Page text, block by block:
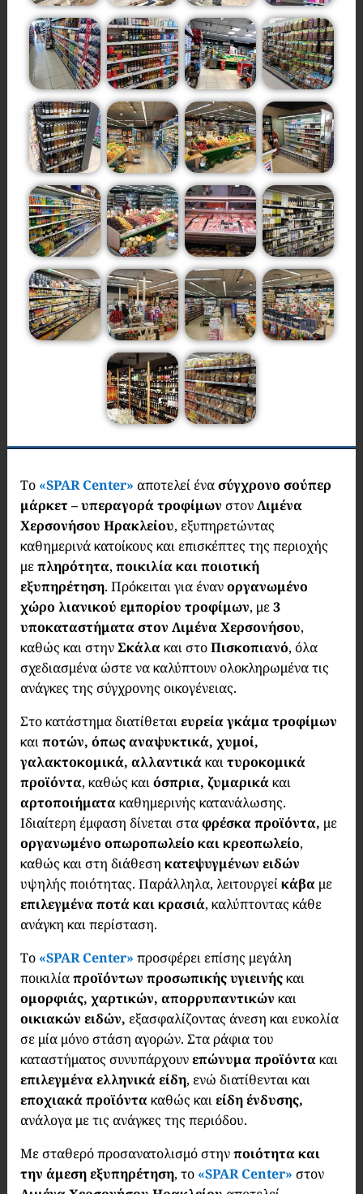
Το «SPAR Center» αποτελεί ένασύγχρονο σούπερ
μάρκετ – υπεραγορά τροφίμων στονΛιμένα
Χερσονήσου Ηρακλείου, εξυπηρετώντας
καθημερινά κατοίκους και επισκέπτες της περιοχής
μεπληρότητα, ποικιλία και ποιοτική
εξυπηρέτηση. Πρόκειται για ένανοργανωμένο
χώρο λιανικού εμπορίου τροφίμων, με3
υποκαταστήματα στον ΛιμέναΧερσονήσου,
καθώς και στηνΣκάλακαι στοΠισκοπιανό, όλα
σχεδιασμένα ώστε να καλύπτουν ολοκληρωμένα τις
ανάγκες της σύγχρονης οικογένειας.
Στο κατάστημα διατίθεταιευρεία γκάμα τροφίμων
καιποτών, όπως αναψυκτικά, χυμοί,
γαλακτοκομικά, αλλαντικάκαιτυροκομικά
προϊόντα, καθώς καιόσπρια, ζυμαρικάκαι
αρτοποιήματακαθημερινής κατανάλωσης.
Ιδιαίτερη έμφαση δίνεται σταφρέσκα προϊόντα, με
οργανωμένο οπωροπωλείο και κρεοπωλείο,
καθώς και στη διάθεση κατεψυγμένων ειδών
υψηλής ποιότητας. Παράλληλα, λειτουργείκάβαμε
επιλεγμένα ποτά και κρασιά, καλύπτοντας κάθε
ανάγκη και περίσταση.
Το «SPAR Center» προσφέρει επίσης μεγάλη
ποικιλίαπροϊόντων προσωπικής υγιεινήςκαι
ομορφιάς, χαρτικών, απορρυπαντικών και
οικιακών ειδών, εξασφαλίζοντας άνεση και ευκολία
σε μία μόνο στάση αγορών. Στα ράφια του
καταστήματος συνυπάρχουνεπώνυμα προϊόντακαι
επιλεγμένα ελληνικά είδη, ενώ διατίθενται και
εποχιακά προϊόντακαθώς καιείδη ένδυσης,
ανάλογα με τις ανάγκες της περιόδου.
Με σταθερό προσανατολισμό στηνποιότητα και
την άμεση εξυπηρέτηση, το «SPAR Center» στον